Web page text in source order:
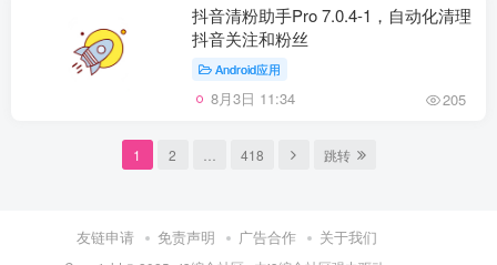
抖音清粉助手Pro 7.0.4-1，自动化清理
抖音关注和粉丝
Android应用
8月3日 11:34 205
1 2 418 跳转
友链申请 免责声明 广告合作 关于我们